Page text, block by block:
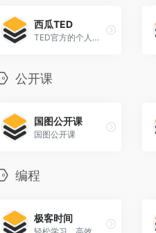
西瓜TED
TED官方的个人主页
公开课
国图公开课
国图公开课
编程
极客时间